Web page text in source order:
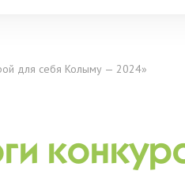
для себя Колыму — 2024»